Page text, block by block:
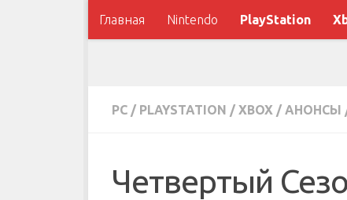
Главная Nintendo PlayStation
PC / PLAYSTATION / XBOX / АНОНСЫ
Четвертый